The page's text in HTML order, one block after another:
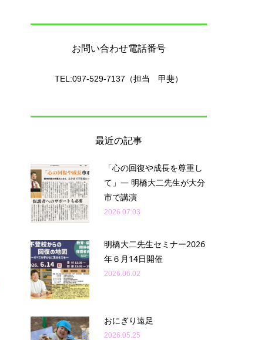
お問い合わせ電話番号
TEL:097-529-7137（担当 甲斐）
最近の記事
「心の回復や成長を尊重し
て」— 明橋大二先生が大分
市で講演
2026.07.03
明橋大二先生セミナー2026
年６月14日開催
2026.06.02
おにぎり遠足
2026.05.25